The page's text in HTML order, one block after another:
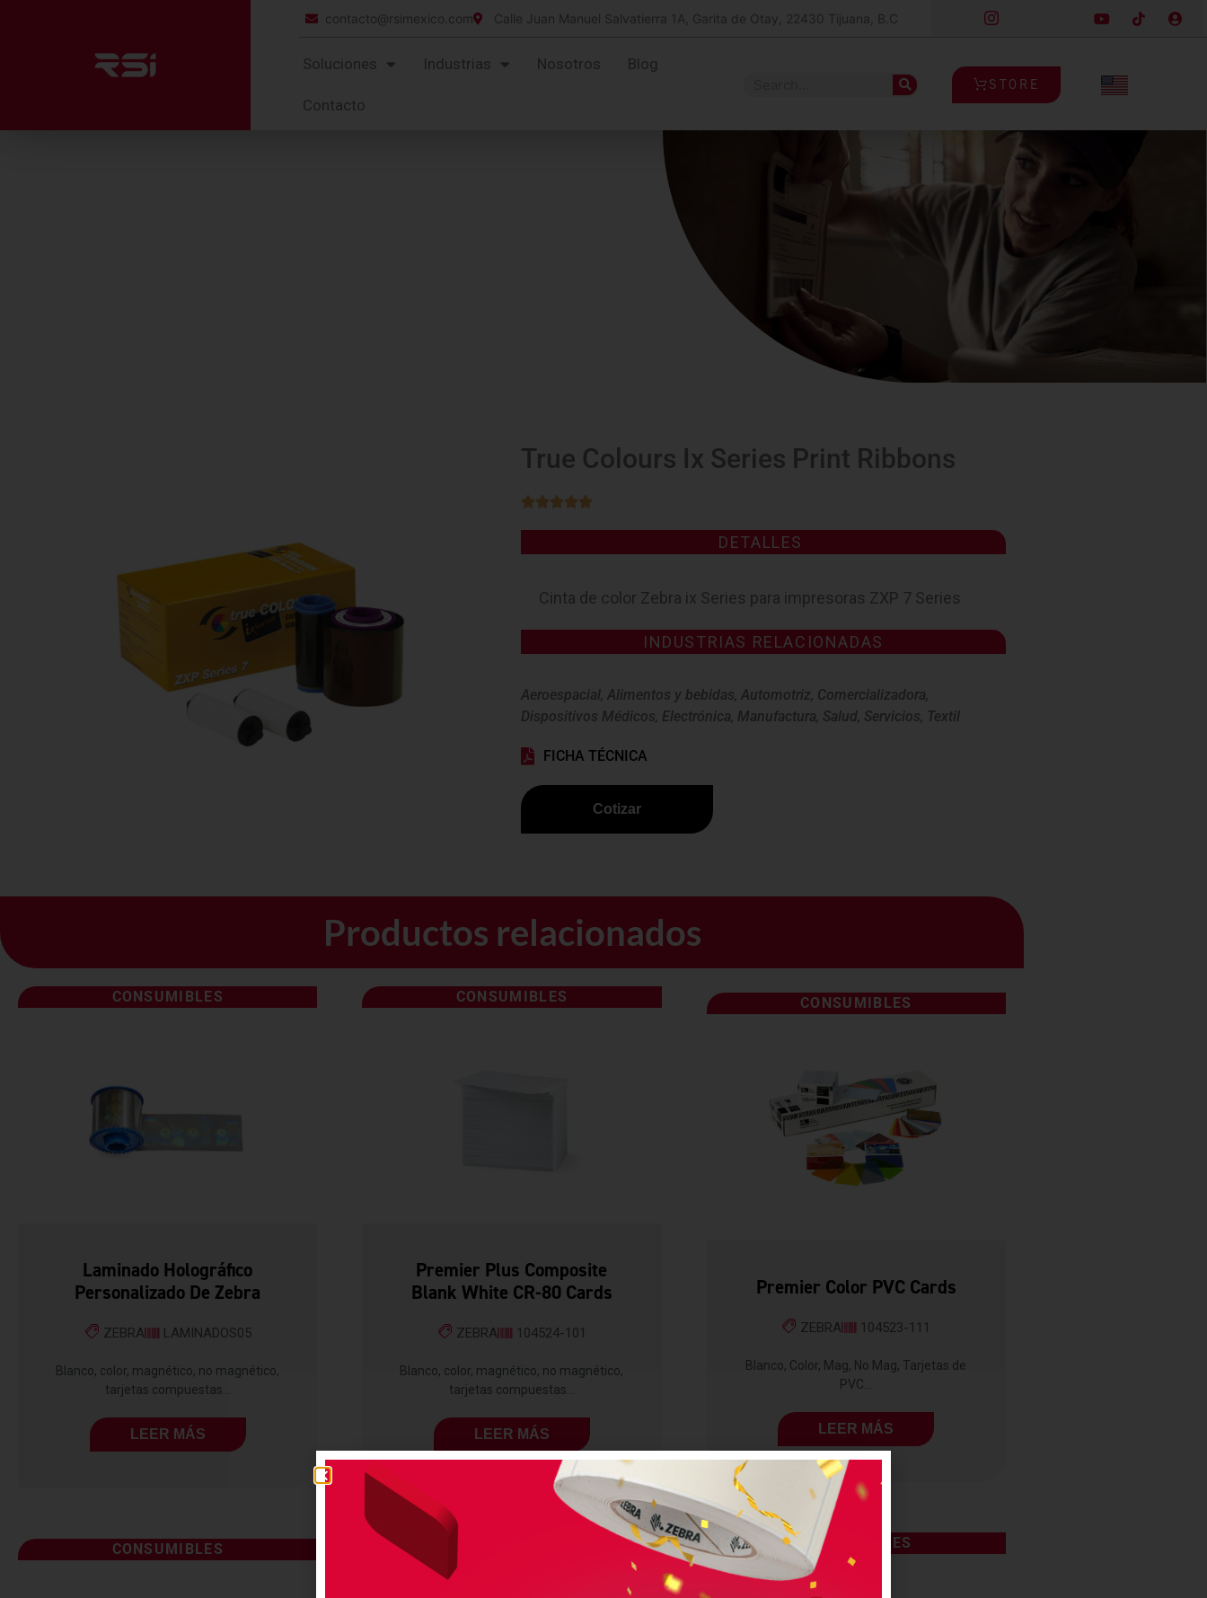
contacto@rsimexico.com Calle Juan Manuel Salvatierra 1A, Garita de Otay, 22430 Tijuana, B.C
Soluciones Industrias Nosotros Blog
Contacto
STORE
True Colours Ix Series Print Ribbons

DETALLES
Cinta de color Zebra ix Series para impresoras ZXP 7 Series
INDUSTRIAS RELACIONADAS
Aeroespacial, Alimentos y bebidas, Automotriz, Comercializadora,
Dispositivos Médicos, Electrónica, Manufactura, Salud, Servicios, Textil
FICHA TÉCNICA
Cotizar
Productos relacionados
CONSUMIBLES
Laminado Holográfico
Personalizado De Zebra
ZEBRA LAMINADOS05
Blanco, color, magnético, no magnético,
tarjetas compuestas...
LEER MÁS
CONSUMIBLES
Premier Plus Composite
Blank White CR-80 Cards
ZEBRA 104524-101
Blanco, color, magnético, no magnético,
tarjetas compuestas...
LEER MÁS
CONSUMIBLES
Premier Color PVC Cards
ZEBRA 104523-111
Blanco, Color, Mag, No Mag, Tarjetas de
PVC...
LEER MÁS
CONSUMIBLES CONSUMIBLES